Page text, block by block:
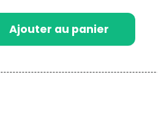
Ajouter au panier